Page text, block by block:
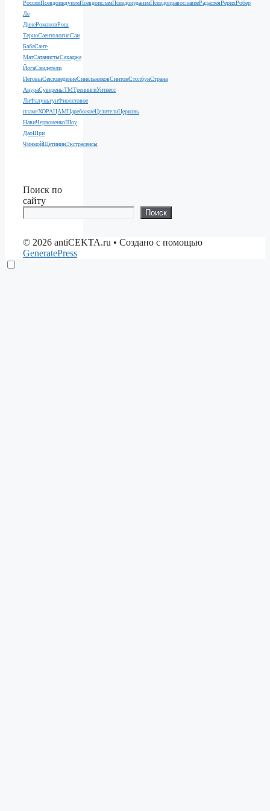
РоссииПсевдоиндуизмПсевдоисламПсевдоиудаизмПсевдоправославиеРадастеяРерихРобер
Ле
ДинеРомановРош
ТериоСаентологияСаи
БабаСант-
МатСатанистыСахаджа
ЙогаСвидетели
ИеговыСектоведениеСинельниковСинтонСтолбунСтрана
АнураСувереныТМТренингиУитнесс
ЛиФалуньгунФиолетовое
пламяХОРАЦАМЦаребожиеЦелителиЦерковь
НавиЧервоненкоШоу
ДаоШри
ЧинмойЩетининЭкстрасенсы
Поиск по
сайту
Поиск
© 2026 antiCEKTA.ru • Создано с помощью
GeneratePress